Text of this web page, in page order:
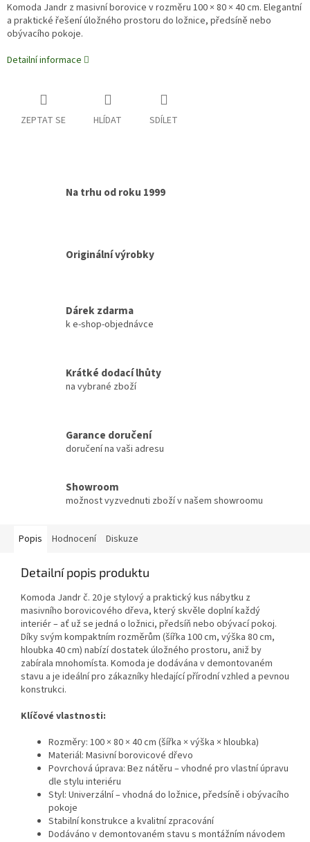
Komoda Jandr z masivní borovice v rozměru 100 × 80 × 40 cm. Elegantní
a praktické řešení úložného prostoru do ložnice, předsíně nebo
obývacího pokoje.
Detailní informace
ZEPTAT SE HLÍDAT SDÍLET
Na trhu od roku 1999
Originální výrobky
Dárek zdarma
k e-shop-objednávce
Krátké dodací lhůty
na vybrané zboží
Garance doručení
doručení na vaši adresu
Showroom
možnost vyzvednuti zboží v našem showroomu
Popis Hodnocení Diskuze
Detailní popis produktu
Komoda Jandr č. 20 je stylový a praktický kus nábytku z
masivního borovicového dřeva, který skvěle doplní každý
interiér – ať už se jedná o ložnici, předsíň nebo obývací pokoj.
Díky svým kompaktním rozměrům (šířka 100 cm, výška 80 cm,
hloubka 40 cm) nabízí dostatek úložného prostoru, aniž by
zabírala mnohomísta. Komoda je dodávána v demontovaném
stavu a je ideální pro zákazníky hledající přírodní vzhled a pevnou
konstrukci.
Klíčové vlastnosti:
Rozměry: 100 × 80 × 40 cm (šířka × výška × hloubka)
Materiál: Masivní borovicové dřevo
Povrchová úprava: Bez nátěru – vhodné pro vlastní úpravu
dle stylu interiéru
Styl: Univerzální – vhodná do ložnice, předsíně i obývacího
pokoje
Stabilní konstrukce a kvalitní zpracování
Dodáváno v demontovaném stavu s montážním návodem